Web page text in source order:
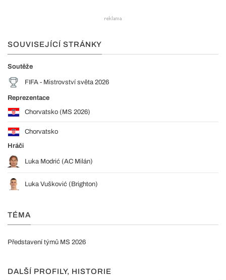
SOUVISEJÍCÍ STRÁNKY
Soutěže
FIFA - Mistrovství světa 2026
Reprezentace
Chorvatsko (MS 2026)
Chorvatsko
Hráči
Luka Modrić (AC Milán)
Luka Vušković (Brighton)
TÉMA
Představení týmů MS 2026
DALŠÍ PROFILY, HISTORIE